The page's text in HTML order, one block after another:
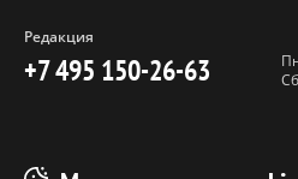
Редакция
+7 495 150-26-63
Пользовательское соглашение